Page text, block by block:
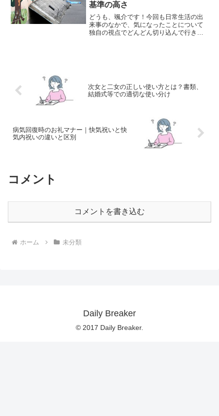
基準の高さ
どうも、颯介です！今回も日常生活の出
来事のなかで、気になったことについて
独自の視点でどんどん切り込んで行きた
次女と二女の正しい使い方とは？書類、
結婚式等での適切な使い分け
病気回復時のお礼マナー｜快気祝いと快
気内祝いの違いと区別
コメント
コメントを書き込む
ホーム 未分類
Daily Breaker
© 2017 Daily Breaker.